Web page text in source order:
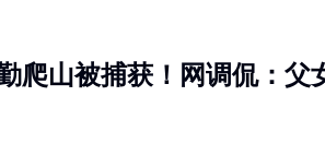
爬山被捕获！网调侃：父